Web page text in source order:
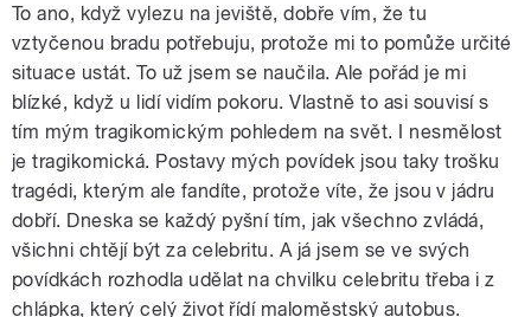
To ano, když vylezu na jeviště, dobře vím, že tu
vztyčenou bradu potřebuju, protože mi to pomůže určité
situace ustát. To už jsem se naučila. Ale pořád je mi
blízké, když u lidí vidím pokoru. Vlastně to asi souvisí s
tím mým tragikomickým pohledem na svět. I nesmělost
je tragikomická. Postavy mých povídek jsou taky trošku
tragédi, kterým ale fandíte, protože víte, že jsou v jádru
dobří. Dneska se každý pyšní tím, jak všechno zvládá,
všichni chtějí být za celebritu. A já jsem se ve svých
povídkách rozhodla udělat na chvilku celebritu třeba i z
chlápka, který celý život řídí maloměstský autobus.